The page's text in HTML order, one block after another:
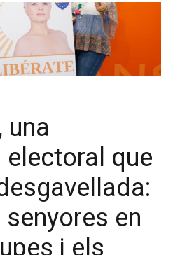
una
electoral que
en
i els